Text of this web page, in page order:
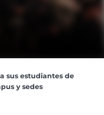
sus estudiantes de
y sedes